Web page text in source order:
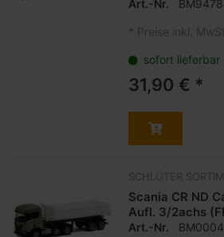
Art.-Nr.
* Preise inkl.
sofort lieferbar
31,90 € *
SCHLÜTER
Scania CR ND
Aufl. 3/2achs
Art.-Nr.